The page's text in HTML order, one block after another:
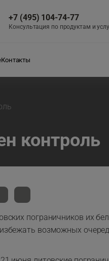
+7 (495) 104-74-77
Консультация по продуктам и
Контакты
контроль
пограничников их
возможных